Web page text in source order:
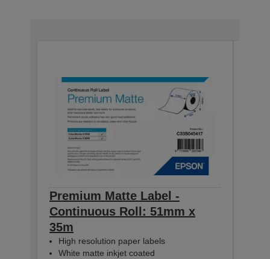
Premium Matte Label -
Continuous Roll: 51mm x
35m
High resolution paper labels
White matte inkjet coated